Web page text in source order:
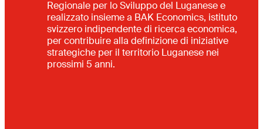
Regionale per lo Sviluppo del Luganese e
realizzato insieme a BAK Economics, istituto
svizzero indipendente di ricerca economica,
per contribuire alla definizione di iniziative
strategiche per il territorio Luganese nei
prossimi 5 anni.